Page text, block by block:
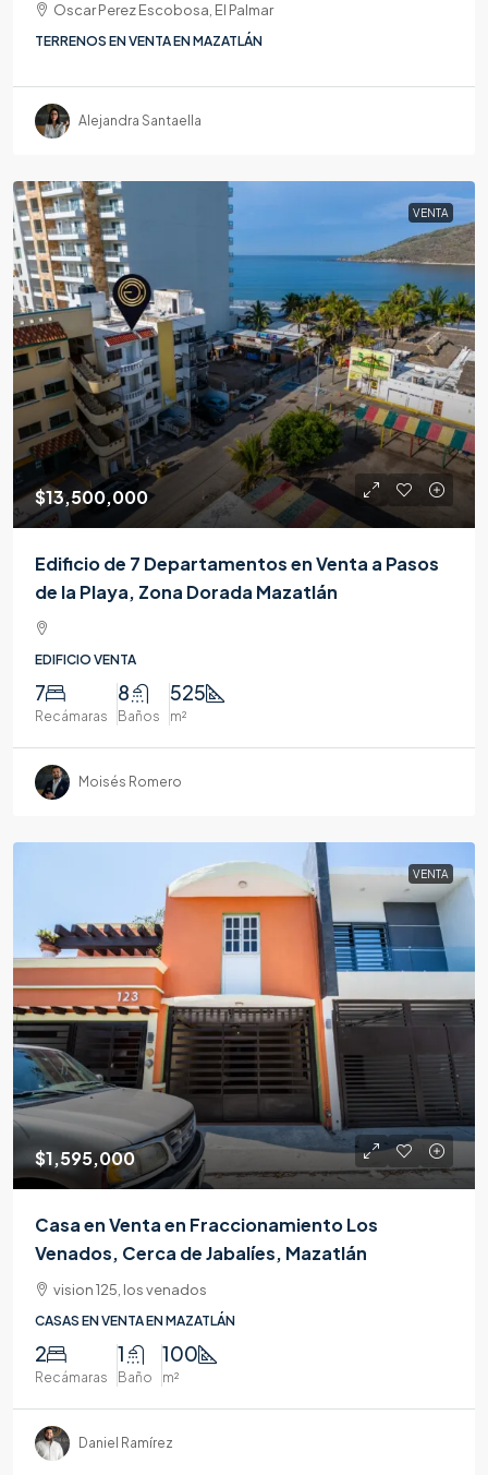
Oscar Perez Escobosa, El Palmar
TERRENOS EN VENTA EN MAZATLÁN
Alejandra Santaella
VENTA
$13,500,000
Edificio de 7 Departamentos en Venta a Pasos
de la Playa, Zona Dorada Mazatlán
EDIFICIO VENTA
7
Recámaras
8
Baños
525
m²
Moisés Romero
VENTA
$1,595,000
Casa en Venta en Fraccionamiento Los
Venados, Cerca de Jabalíes, Mazatlán
vision 125, los venados
CASAS EN VENTA EN MAZATLÁN
2
Recámaras
1
Baño
100
m²
Daniel Ramírez